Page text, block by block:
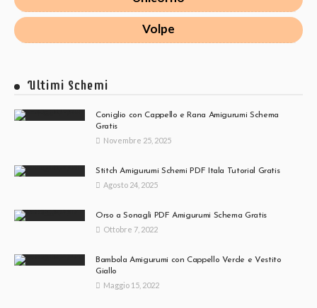
Volpe
Ultimi Schemi
Coniglio con Cappello e Rana Amigurumi Schema
Gratis
Novembre 25, 2025
Stitch Amigurumi Schemi PDF Itala Tutorial Gratis
Agosto 24, 2025
Orso a Sonagli PDF Amigurumi Schema Gratis
Ottobre 7, 2022
Bambola Amigurumi con Cappello Verde e Vestito
Giallo
Maggio 15, 2022